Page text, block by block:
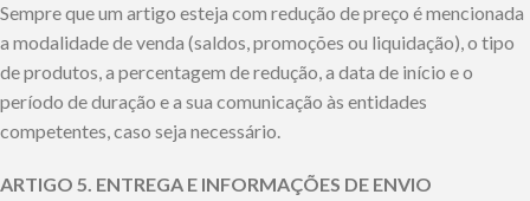
Sempre que um artigo esteja com redução de preço é mencionada
a modalidade de venda (saldos, promoções ou liquidação), o tipo
de produtos, a percentagem de redução, a data de início e o
período de duração e a sua comunicação às entidades
competentes, caso seja necessário.
ARTIGO 5. ENTREGA E INFORMAÇÕES DE ENVIO